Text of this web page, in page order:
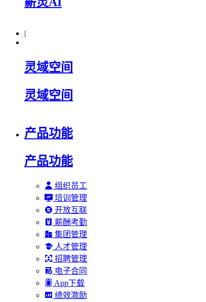
|
灵域空间
灵域空间
产品功能
产品功能
组织员工
培训管理
开放互联
薪酬考勤
集团管理
人才管理
招聘管理
电子合同
App下载
绩效激励